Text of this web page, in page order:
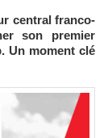
central franco-
son premier
Un moment clé